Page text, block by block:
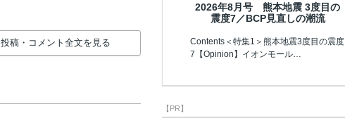
投稿・コメント全文を見る
2026年8月号 熊本地震 3度目の
震度7／BCP見直しの潮流
Contents＜特集1＞熊本地震3度目の震度
7【Opinion】イオンモール…
【PR】